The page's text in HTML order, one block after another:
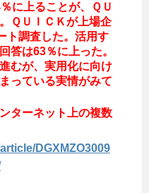
に上ることが、ＱＵ
ＱＵＩＣＫが上場企
ト調査した。活用す
答は63％に上った。
むが、実用化に向け
っている実情がみて
ターネット上の複数
DGXMZO3009